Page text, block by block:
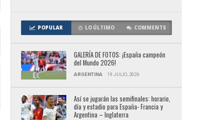
POPULAR LO ÚLTIMO COMMENTS
GALERÍA DE FOTOS: ¡España campeón
del Mundo 2026!
ARGENTINA 19 JULIO, 2026
Así se jugarán las semifinales: horario,
día y estadio para España- Francia y
Argentina – Inglaterra